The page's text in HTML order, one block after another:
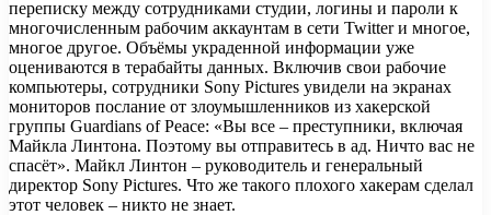
переписку между сотрудниками студии, логины и пароли к
многочисленным рабочим аккаунтам в сети Twitter и многое,
многое другое. Объёмы украденной информации уже
оцениваются в терабайты данных. Включив свои рабочие
компьютеры, сотрудники Sony Pictures увидели на экранах
мониторов послание от злоумышленников из хакерской
группы Guardians of Peace: «Вы все – преступники, включая
Майкла Линтона. Поэтому вы отправитесь в ад. Ничто вас не
спасёт». Майкл Линтон – руководитель и генеральный
директор Sony Pictures. Что же такого плохого хакерам сделал
этот человек – никто не знает.